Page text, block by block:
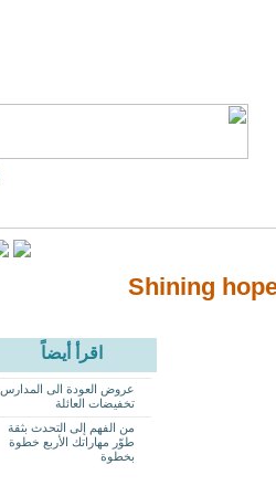
اقرأ أيضاً
عروض العودة الى المدارس
تخفيضات العائلة
من الفهم إلى التحدث بثقة
طوّر مهاراتك الأربع خطوة
بخطوة